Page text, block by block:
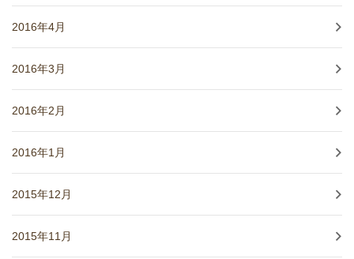
2016年4月
2016年3月
2016年2月
2016年1月
2015年12月
2015年11月